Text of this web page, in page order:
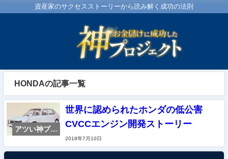
資産家のサクセスストーリーから読み解く成功の法則
HONDAの記事一覧
アツい神プロ
世界に認められたホンダの低公害
CVCCエンジン開発ストーリー
2018年7月10日